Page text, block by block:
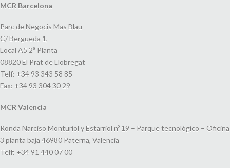
MCR Barcelona
Parc de Negocis Mas Blau
C/ Bergueda 1,
Local A5 2ª Planta
08820 El Prat de Llobregat
Telf: +34 93 343 58 85
Fax: +34 93 304 30 29
MCR Valencia
Ronda Narciso Monturiol y Estarriol nº 19 – Parque tecnológico – Oficina
3 planta baja 46980 Paterna, Valencia
Telf: +34 91 440 07 00